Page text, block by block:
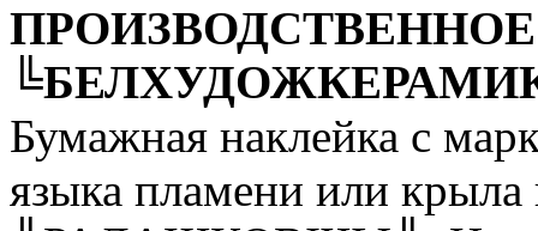
Бумажная наклейка с
языка пламени или